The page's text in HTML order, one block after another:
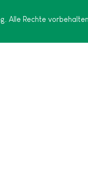
Alle Rechte vorbehalten.